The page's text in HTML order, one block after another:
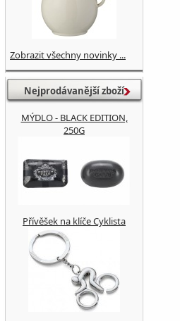
Zobrazit všechny novinky ...
Nejprodávanější zboží
MÝDLO - BLACK EDITION,
250G
Přívěšek na klíče Cyklista